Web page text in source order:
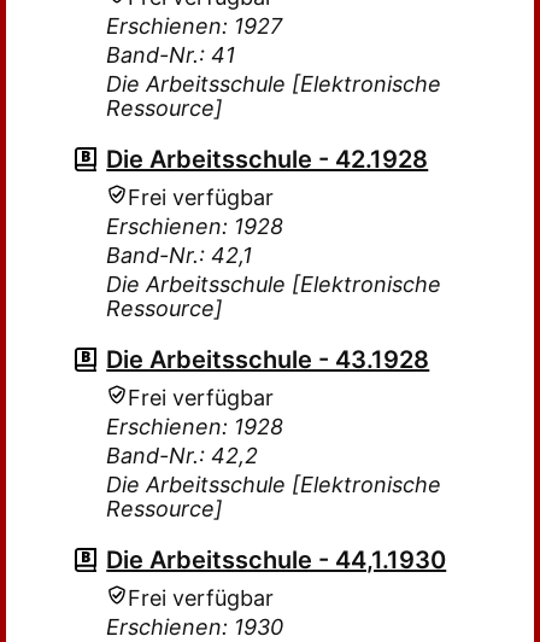
Erschienen: 1927
Band-Nr.: 41
Die Arbeitsschule [Elektronische
Ressource]
Die Arbeitsschule - 42.1928
Frei verfügbar
Erschienen: 1928
Band-Nr.: 42,1
Die Arbeitsschule [Elektronische
Ressource]
Die Arbeitsschule - 43.1928
Frei verfügbar
Erschienen: 1928
Band-Nr.: 42,2
Die Arbeitsschule [Elektronische
Ressource]
Die Arbeitsschule - 44,1.1930
Frei verfügbar
Erschienen: 1930